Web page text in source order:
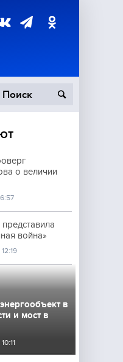
о величии
война»
в
и мост в